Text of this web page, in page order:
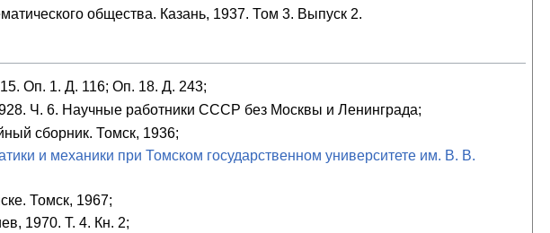
общества. Казань, 1937. Том 3. Выпуск 2.
Оп. 1. Д. 116; Оп. 18. Д. 243;
Ч. 6. Научные работники СССР без Москвы и Ленинграда;
сборник. Томск, 1936;
и механики при Томском государственном университете им. В. В.
Томск, 1967;
1970. Т. 4. Кн. 2;